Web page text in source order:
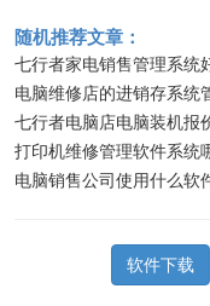
随机推荐文章：
七行者家电销售管理系统
电脑维修店的进销存系统
七行者电脑店电脑装机报
打印机维修管理软件系统
电脑销售公司使用什么软
软件下载